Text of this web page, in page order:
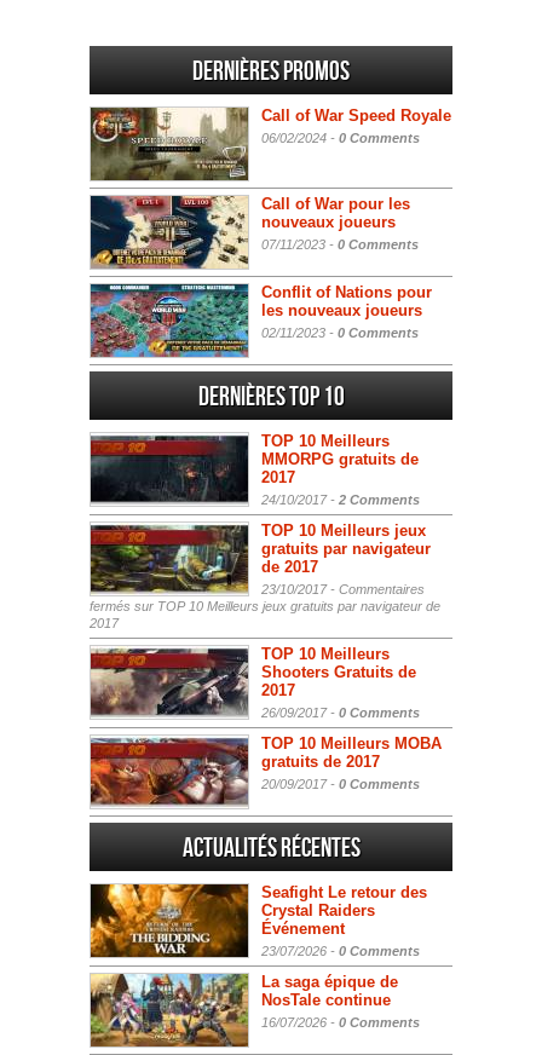
Dernières promos
Call of War Speed Royale
06/02/2024 - 0 Comments
Call of War pour les
nouveaux joueurs
07/11/2023 - 0 Comments
Conflit of Nations pour
les nouveaux joueurs
02/11/2023 - 0 Comments
Dernières Top 10
TOP 10 Meilleurs
MMORPG gratuits de
2017
24/10/2017 - 2 Comments
TOP 10 Meilleurs jeux
gratuits par navigateur
de 2017
23/10/2017 - Commentaires
fermés sur TOP 10 Meilleurs jeux gratuits par navigateur de
2017
TOP 10 Meilleurs
Shooters Gratuits de
2017
26/09/2017 - 0 Comments
TOP 10 Meilleurs MOBA
gratuits de 2017
20/09/2017 - 0 Comments
Actualités Récentes
Seafight Le retour des
Crystal Raiders
Événement
23/07/2026 - 0 Comments
La saga épique de
NosTale continue
16/07/2026 - 0 Comments